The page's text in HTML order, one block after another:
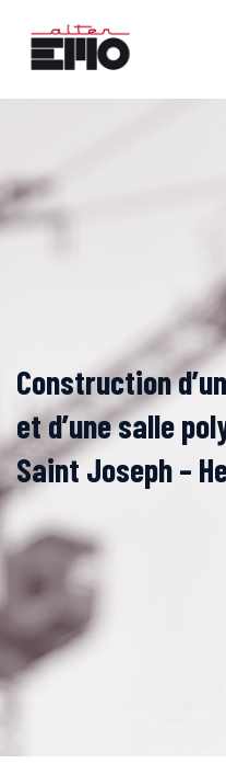
content
Construction
et d’une salle
Saint Joseph –